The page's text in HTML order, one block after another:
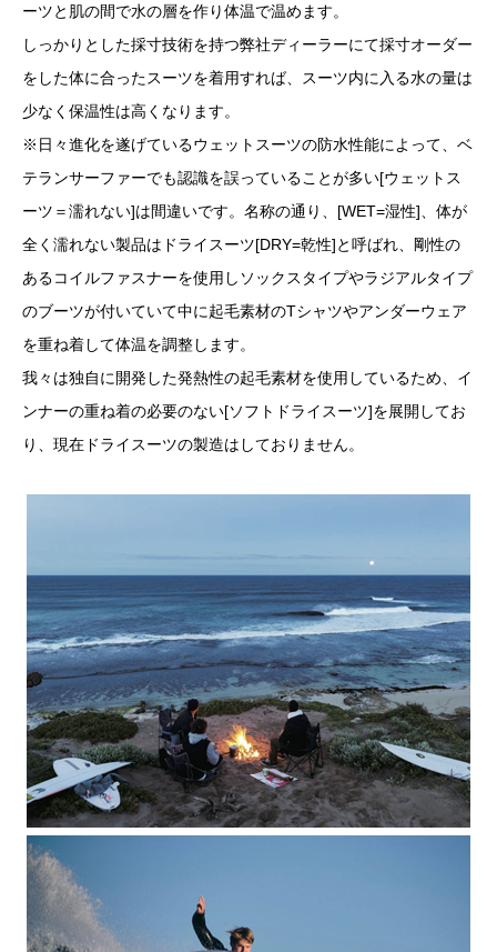
ーツと肌の間で水の層を作り体温で温めます。
しっかりとした採寸技術を持つ弊社ディーラーにて採寸オーダー
をした体に合ったスーツを着用すれば、スーツ内に入る水の量は
少なく保温性は高くなります。
※日々進化を遂げているウェットスーツの防水性能によって、ベ
テランサーファーでも認識を誤っていることが多い[ウェットス
ーツ＝濡れない]は間違いです。名称の通り、[WET=湿性]、体が
全く濡れない製品はドライスーツ[DRY=乾性]と呼ばれ、剛性の
あるコイルファスナーを使用しソックスタイプやラジアルタイプ
のブーツが付いていて中に起毛素材のTシャツやアンダーウェア
を重ね着して体温を調整します。
我々は独自に開発した発熱性の起毛素材を使用しているため、イ
ンナーの重ね着の必要のない[ソフトドライスーツ]を展開してお
り、現在ドライスーツの製造はしておりません。